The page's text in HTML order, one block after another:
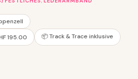
195.00 📦 Track & Trace inklusive